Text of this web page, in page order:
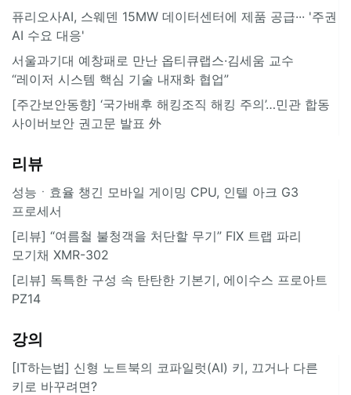
퓨리오사AI, 스웨덴 15MW 데이터센터에 제품 공급··· '주권
AI 수요 대응'
서울과기대 예창패로 만난 옵티큐랩스·김세움 교수
“레이저 시스템 핵심 기술 내재화 협업”
[주간보안동향] ‘국가배후 해킹조직 해킹 주의’…민관 합동
사이버보안 권고문 발표 外
리뷰
성능ㆍ효율 챙긴 모바일 게이밍 CPU, 인텔 아크 G3
프로세서
[리뷰] “여름철 불청객을 처단할 무기” FIX 트랩 파리
모기채 XMR-302
[리뷰] 독특한 구성 속 탄탄한 기본기, 에이수스 프로아트
PZ14
강의
[IT하는법] 신형 노트북의 코파일럿(AI) 키, 끄거나 다른
키로 바꾸려면?